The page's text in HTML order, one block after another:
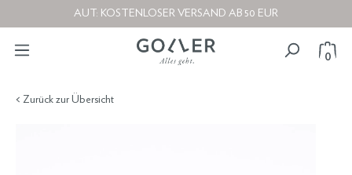
AUT: KOSTENLOSER VERSAND AB 50 EUR
0
< Zurück zur Übersicht